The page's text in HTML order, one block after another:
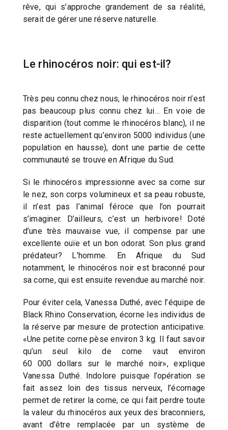
rêve, qui s’approche grandement de sa réalité,
serait de gérer une réserve naturelle.
Le rhinocéros noir: qui est-il?
Très peu connu chez nous, le rhinocéros noir n’est
pas beaucoup plus connu chez lui… En voie de
disparition (tout comme le rhinocéros blanc), il ne
reste actuellement qu’environ 5000 individus (une
population en hausse), dont une partie de cette
communauté se trouve en Afrique du Sud.
Si le rhinocéros impressionne avec sa corne sur
le nez, son corps volumineux et sa peau robuste,
il n’est pas l’animal féroce que l’on pourrait
s’imaginer. D’ailleurs, c’est un herbivore! Doté
d’une très mauvaise vue, il compense par une
excellente ouïe et un bon odorat. Son plus grand
prédateur? L’homme. En Afrique du Sud
notamment, le rhinocéros noir est braconné pour
sa corne, qui est ensuite revendue au marché noir.
Pour éviter cela, Vanessa Duthé, avec l’équipe de
Black Rhino Conservation, écorne les individus de
la réserve par mesure de protection anticipative.
«Une petite corne pèse environ 3 kg. Il faut savoir
qu’un seul kilo de corne vaut environ
60 000 dollars sur le marché noir», explique
Vanessa Duthé. Indolore puisque l’opération se
fait assez loin des tissus nerveux, l’écornage
permet de retirer la corne, ce qui fait perdre toute
la valeur du rhinocéros aux yeux des braconniers,
avant d’être remplacée par un système de